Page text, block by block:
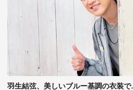
羽生結弦、美しいブルー基調の衣装